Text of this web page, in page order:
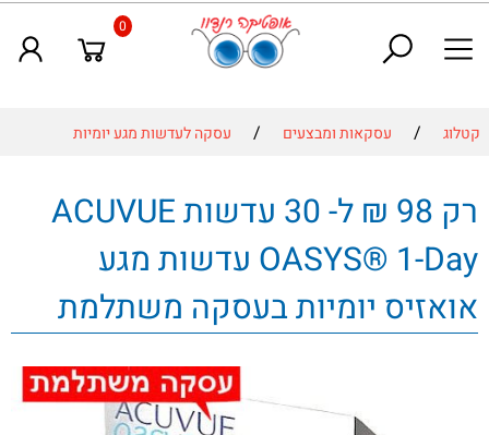
0
קטלוג / עסקאות ומבצעים / עסקה לעדשות מגע יומיות
רק 98 ₪ ל- 30 עדשות ACUVUE
OASYS® 1-Day עדשות מגע
אואזיס יומיות בעסקה משתלמת